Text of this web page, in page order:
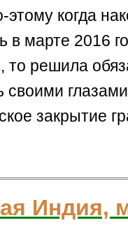
этому когда
в марте 2016
то решила
своими
закрытие
Индия,